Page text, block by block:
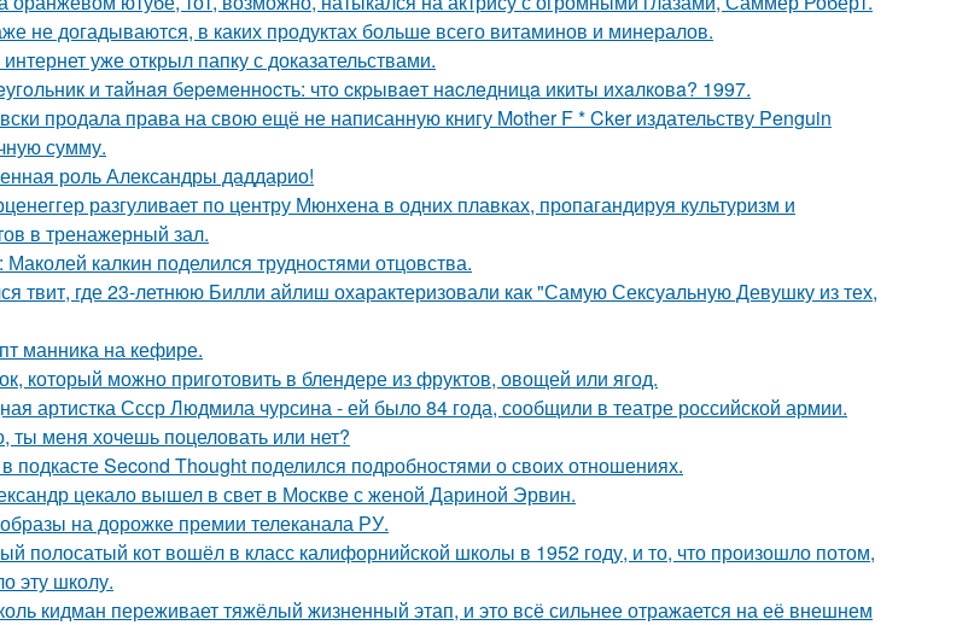
не догадываются, в каких продуктах больше всего витаминов и минералов.
уже открыл папку с доказательствами.
и тaйнaя бepeмeннocть: чтo cкpывaeт нacлeдницa икиты ихaлкoвa? 1997.
продала права на свою ещё не написанную книгу Mother F * Cker издательству Penguin
сумму.
роль Александры даддарио!
разгуливает по центру Мюнхена в одних плавках, пропагандируя культуризм и
в тренажерный зал.
калкин поделился трудностями отцовства.
твит, где 23-летнюю Билли айлиш охарактеризовали как "Самую Сексуальную Девушку из тех,
манника на кефире.
который можно приготовить в блендере из фруктов, овощей или ягод.
артистка Ссср Людмила чурсина - ей было 84 года, сообщили в театре российской армии.
ты меня хочешь поцеловать или нет?
подкасте Second Thought поделился подробностями о своих отношениях.
цекало вышел в свет в Москве с женой Дариной Эрвин.
на дорожке премии телеканала РУ.
полосатый кот вошёл в класс калифорнийской школы в 1952 году, и то, что произошло потом,
эту школу.
кидман переживает тяжёлый жизненный этап, и это всё сильнее отражается на её внешнем